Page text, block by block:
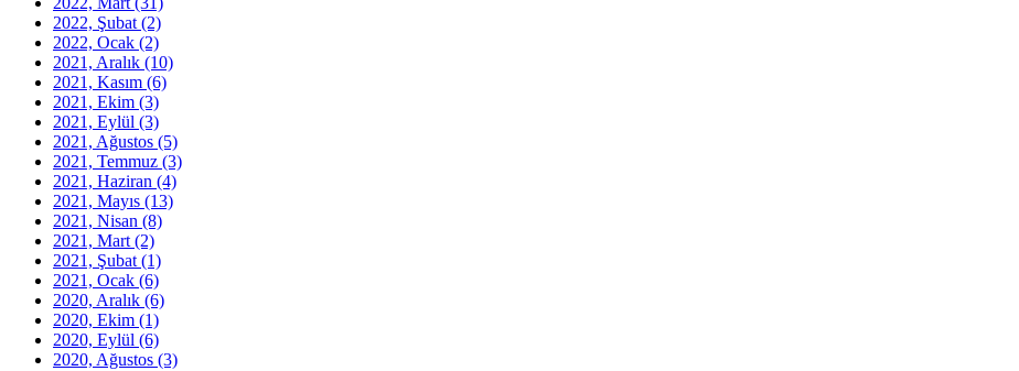
2022, Şubat (2)
2022, Ocak (2)
2021, Aralık (10)
2021, Kasım (6)
2021, Ekim (3)
2021, Eylül (3)
2021, Ağustos (5)
2021, Temmuz (3)
2021, Haziran (4)
2021, Mayıs (13)
2021, Nisan (8)
2021, Mart (2)
2021, Şubat (1)
2021, Ocak (6)
2020, Aralık (6)
2020, Ekim (1)
2020, Eylül (6)
2020, Ağustos (3)